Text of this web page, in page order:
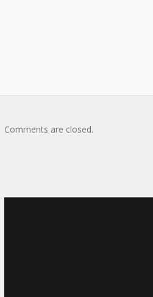
Comments are closed.